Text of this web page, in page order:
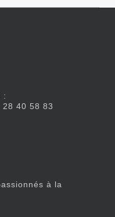
:
28 40 58 83
à la